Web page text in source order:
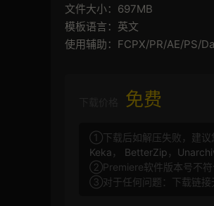
文件大小：697MB
模板语言：英文
使用辅助：FCPX/PR/AE/PS/
免费
①下载后如解压失败，建议
Keka ， BetterZip ，
②Premiere软件版本号不符
③对于任何问题：下载链接